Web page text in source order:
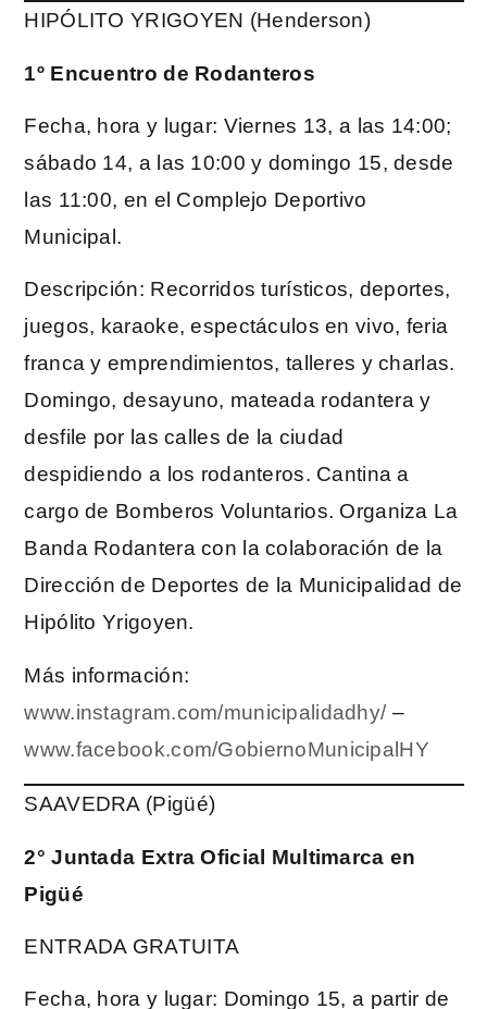
HIPÓLITO YRIGOYEN (Henderson)
1º Encuentro de Rodanteros
Fecha, hora y lugar: Viernes 13, a las 14:00;
sábado 14, a las 10:00 y domingo 15, desde
las 11:00, en el Complejo Deportivo
Municipal.
Descripción: Recorridos turísticos, deportes,
juegos, karaoke, espectáculos en vivo, feria
franca y emprendimientos, talleres y charlas.
Domingo, desayuno, mateada rodantera y
desfile por las calles de la ciudad
despidiendo a los rodanteros. Cantina a
cargo de Bomberos Voluntarios. Organiza La
Banda Rodantera con la colaboración de la
Dirección de Deportes de la Municipalidad de
Hipólito Yrigoyen.
Más información:
www.instagram.com/municipalidadhy/ –
www.facebook.com/GobiernoMunicipalHY
SAAVEDRA (Pigüé)
2° Juntada Extra Oficial Multimarca en
Pigüé
ENTRADA GRATUITA
Fecha, hora y lugar: Domingo 15, a partir de